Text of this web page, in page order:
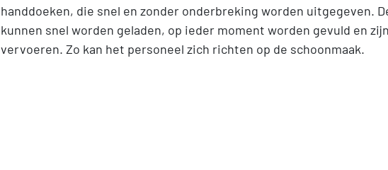
handdoeken, die snel en zonder onderbreking worden uitgegeven.
kunnen snel worden geladen, op ieder moment worden gevuld en
vervoeren. Zo kan het personeel zich richten op de schoonmaak.